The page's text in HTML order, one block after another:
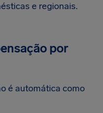
e regionais.
por
é automática como